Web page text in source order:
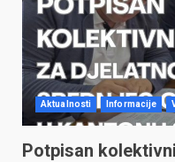
Aktualnosti Informacije
Potpisan